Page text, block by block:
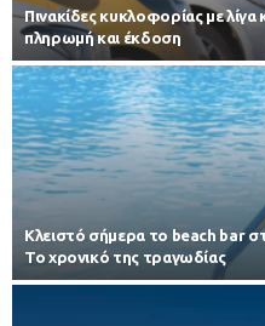
Πινακίδες κυκλοφορίας με λίγα
πληρωμή και έκδοση
Κλειστό σήμερα το beach bar
Το χρονικό της τραγωδίας